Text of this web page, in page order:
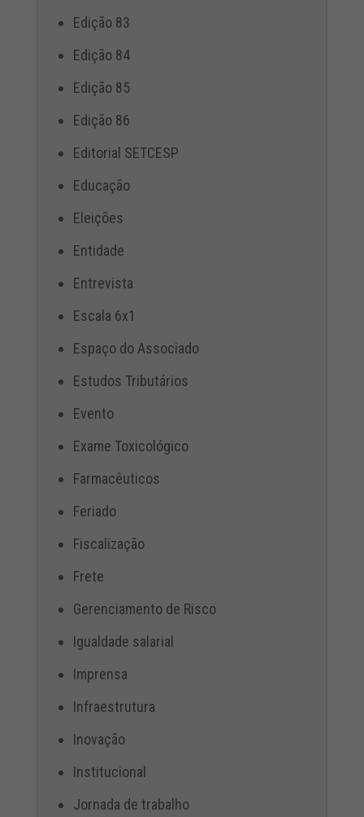
Edição 83
Edição 84
Edição 85
Edição 86
Editorial SETCESP
Educação
Eleições
Entidade
Entrevista
Escala 6x1
Espaço do Associado
Estudos Tributários
Evento
Exame Toxicológico
Farmacêuticos
Feriado
Fiscalização
Frete
Gerenciamento de Risco
Igualdade salarial
Imprensa
Infraestrutura
Inovação
Institucional
Jornada de trabalho